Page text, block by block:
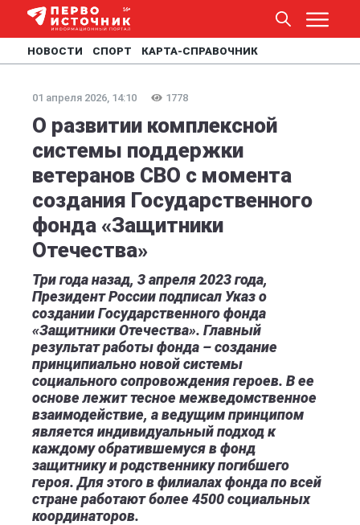
НОВОСТИ СПОРТ КАРТА-СПРАВОЧНИК
01 апреля 2026, 14:10 1778
О развитии комплексной
системы поддержки
ветеранов СВО с момента
создания Государственного
фонда «Защитники
Отечества»
Три года назад, 3 апреля 2023 года,
Президент России подписал Указ о
создании Государственного фонда
«Защитники Отечества». Главный
результат работы фонда – создание
принципиально новой системы
социального сопровождения героев. В ее
основе лежит тесное межведомственное
взаимодействие, а ведущим принципом
является индивидуальный подход к
каждому обратившемуся в фонд
защитнику и родственнику погибшего
героя. Для этого в филиалах фонда по всей
стране работают более 4500 социальных
координаторов.